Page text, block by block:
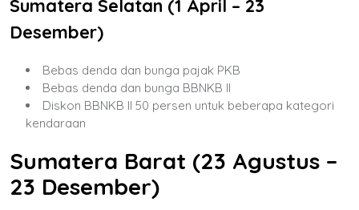
Sumatera Selatan (1 April – 23
Desember)
Bebas denda dan bunga pajak PKB
Bebas denda dan bunga BBNKB II
Diskon BBNKB II 50 persen untuk beberapa kategori
kendaraan
Sumatera Barat (23 Agustus –
23 Desember)